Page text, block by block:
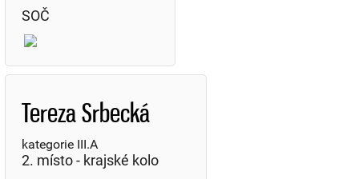
SOČ
Tereza Srbecká
kategorie III.A
2. místo - krajské kolo